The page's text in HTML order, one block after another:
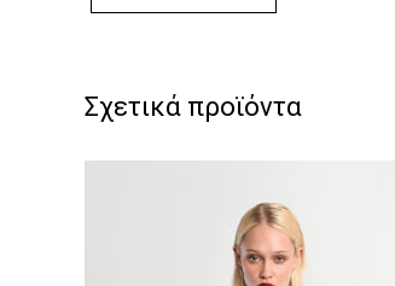
Σχετικά προϊόντα